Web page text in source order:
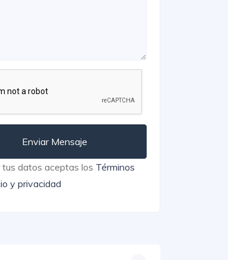
Enviar Mensaje
datos aceptas los Términos
y privacidad